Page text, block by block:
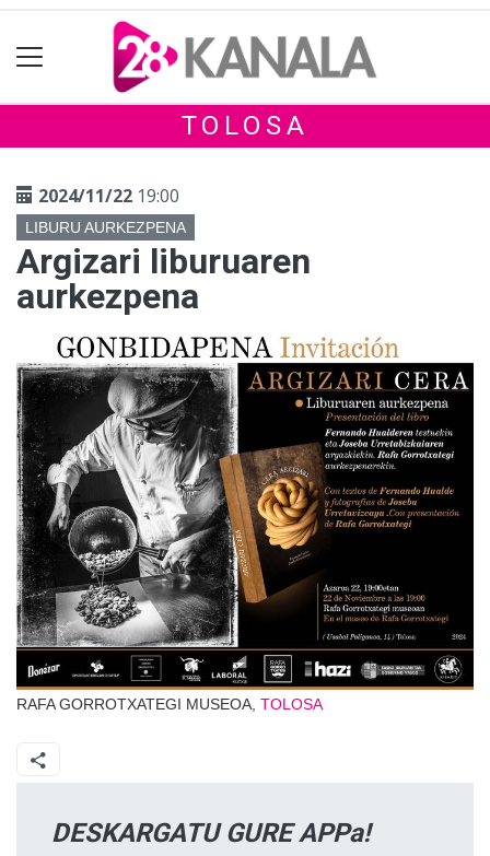
TOLOSA
2024/11/22 19:00
LIBURU AURKEZPENA
Argizari liburuaren
aurkezpena
RAFA GORROTXATEGI MUSEOA, TOLOSA
DESKARGATU GURE APPa!